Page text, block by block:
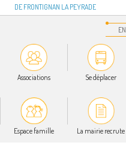
DE FRONTIGNAN LA PEYRADE
EN
Associations Se déplacer
Espace famille La mairie recrute